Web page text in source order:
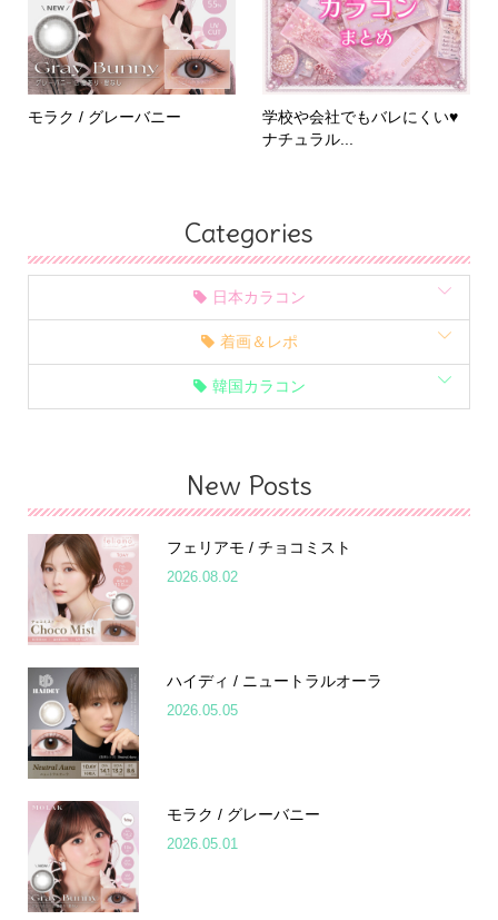
モラク / グレーバニー
学校や会社でもバレにくい♥
ナチュラル...
Categories
日本カラコン
着画＆レポ
韓国カラコン
New Posts
フェリアモ / チョコミスト
2026.08.02
ハイディ / ニュートラルオーラ
2026.05.05
モラク / グレーバニー
2026.05.01